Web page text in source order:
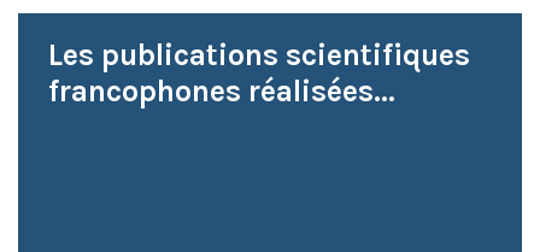
Les publications scientifiques
francophones réalisées...